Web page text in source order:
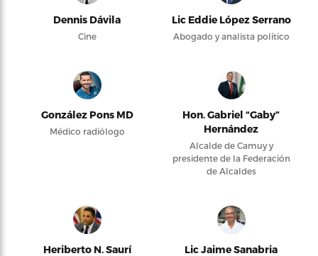
Dennis Dávila
Cine
Lic Eddie López Serrano
Abogado y analista político
González Pons MD
Médico radiólogo
Hon. Gabriel “Gaby”
Hernández
Alcalde de Camuy y
presidente de la Federación
de Alcaldes
Heriberto N. Saurí Lic Jaime Sanabria